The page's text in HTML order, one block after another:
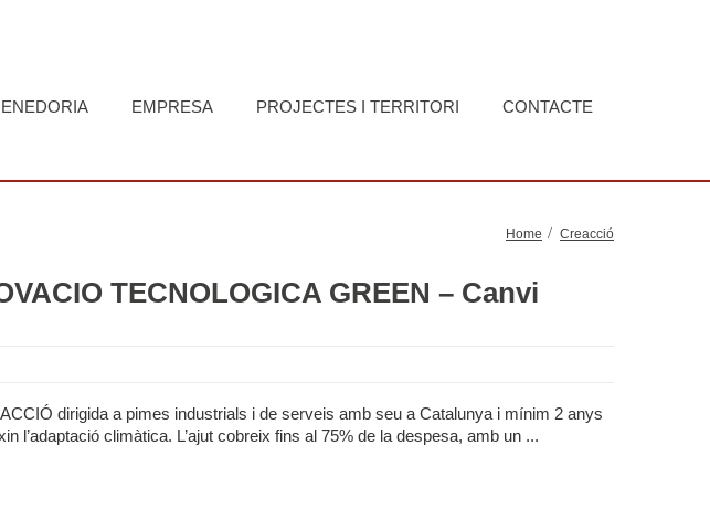
EMPRESA PROJECTES I TERRITORI CONTACTE
Home Creacció
TECNOLÒGICA GREEN – Canvi
dirigida a pimes industrials i de serveis amb seu a Catalunya i mínim 2 anys
l’adaptació climàtica. L’ajut cobreix fins al 75% de la despesa, amb un ...